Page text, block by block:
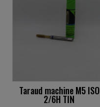
Taraud machine M5 ISO
2/6H TIN